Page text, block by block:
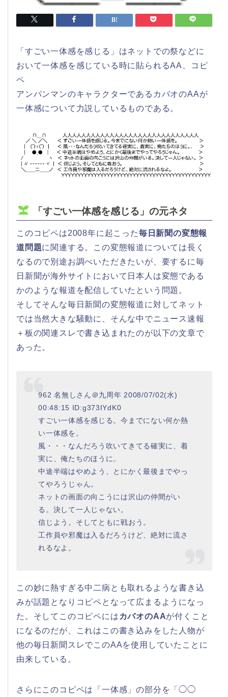
「すごい一体感を感じる」はネットでの祭などに
おいて一体感を感じている時に貼られるAA、コピ
ペ
アンパンマンのキャラクターであるカバオのAAが
一体感について力説しているものである。
「すごい一体感を感じる」の元ネタ
このコピペは2008年に起こった毎日新聞の変態報
道問題に関連する。この変態報道については長く
なるので別途お調べいただきたいが、要するに毎
日新聞が海外サイトにおいて日本人は変態である
かのような報道を配信していたという問題。
そしてそんな毎日新聞の変態報道に対してネット
では当然大きな騒動に、そんな中でニュース速報
＋板の関連スレで書き込まれたのが以下の文章で
あった。
962 名無しさん＠九周年 2008/07/02(水)
00:48:15 ID:g373IYdK0
すごい一体感を感じる。今までにない何か熱
い一体感を。
風・・・なんだろう吹いてきてる確実に、着
実に、俺たちのほうに。
中途半端はやめよう、とにかく最後までやっ
てやろうじゃん。
ネットの画面の向こうには沢山の仲間がい
る。決して一人じゃない。
信じよう。そしてともに戦おう。
工作員や邪魔は入るだろうけど、絶対に流さ
れるなよ。
この妙に熱すぎる中二病とも取れるような書き込
みが話題となりコピペとなって広まるようになっ
た。そしてこのコピペには カバオのAAが付くこと
になるのだが、これはこの書き込みをした人物が
他の毎日新聞スレでこのAAを使用していたことに
由来している。
さらにこのコピペは「一体感」の部分を「◯◯